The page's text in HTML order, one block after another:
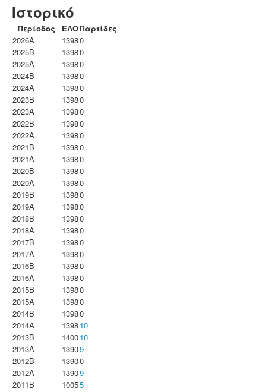
Ιστορικό
Περίοδος ΕΛΟΠαρτίδες
2026A
13980
2025B
13980
2025A
13980
2024B
13980
2024A
13980
2023B
13980
2023Α
13980
2022B
13980
2022A
13980
2021B
13980
2021A
13980
2020B
13980
2020A
13980
2019B
13980
2019A
13980
2018B
13980
2018A
13980
2017B
13980
2017A
13980
2016B
13980
2016A
13980
2015B
13980
2015A
13980
2014B
13980
2014A
139810
2013B
140010
2013A
13909
2012B
13900
2012A
13909
2011B
10055